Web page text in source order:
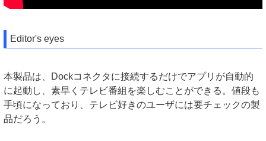
Editor's eyes
本製品は、Dockコネクタに接続するだけでアプリが自動的
に起動し、素早くテレビ番組を楽しむことができる。値段も
手頃になっており、テレビ好きのユーザには要チェックの製
品だろう。